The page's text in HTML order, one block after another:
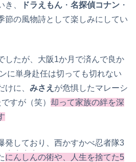
、
ドラえもん ・ 名探偵コナン ・
節の風物詩として楽しみにしてい
したが、大阪1か月で済んで良か
に単身赴任は切っても切れない
に、 みさえ が危惧したマレーシ
すが（笑） 却って家族の絆を深
発しており、西かすかべ忍者隊3
にんしん
・・・・
の術や、人生を捨てた5